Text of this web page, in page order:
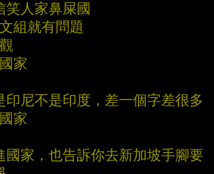
人家鼻屎國
組就有問題
家
尼不是印度，差一個字差很多
家
國家，也告訴你去新加坡手腳要